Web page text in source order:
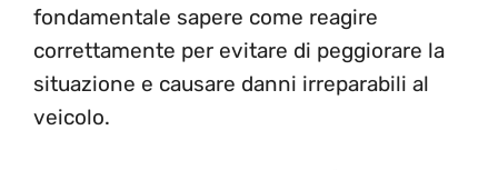
fondamentale sapere come reagire
correttamente per evitare di peggiorare la
situazione e causare danni irreparabili al
veicolo.